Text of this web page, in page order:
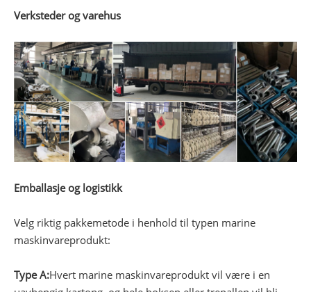
Verksteder og varehus
Emballasje og logistikk
Velg riktig pakkemetode i henhold til typen marine
maskinvareprodukt:
Type A:Hvert marine maskinvareprodukt vil være i en